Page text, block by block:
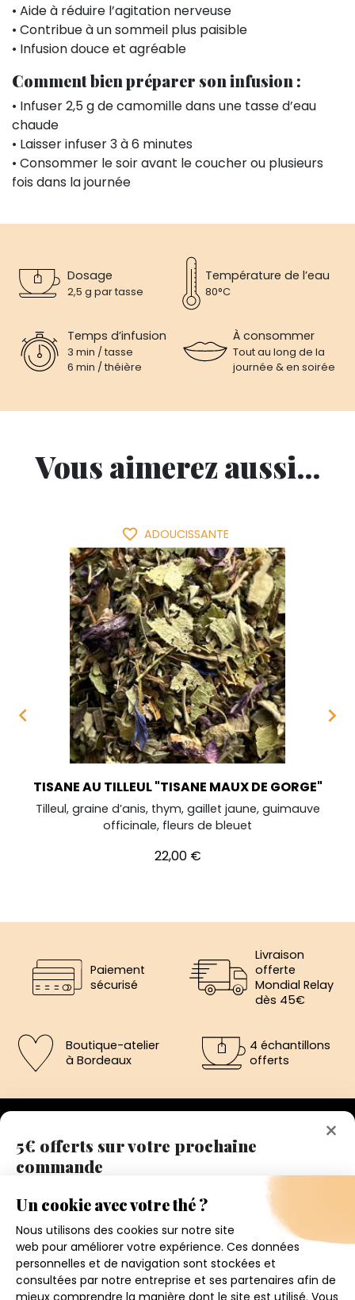
• Aide à réduire l’agitation nerveuse
• Contribue à un sommeil plus paisible
• Infusion douce et agréable
Comment bien préparer son infusion :
• Infuser 2,5 g de camomille dans une tasse d’eau
chaude
• Laisser infuser 3 à 6 minutes
• Consommer le soir avant le coucher ou plusieurs
fois dans la journée
Dosage
2,5 g par tasse
Température de l’eau
80°C
Temps d’infusion
3 min / tasse
6 min / théière
À consommer
Tout au long de la
journée & en soirée
Vous aimerez aussi...

favorite_border ADOUCISSANTE
TISANE AU TILLEUL "TISANE MAUX DE GORGE"
Tilleul, graine d’anis, thym, gaillet jaune, guimauve
officinale, fleurs de bleuet
Prix
22,00 €

Paiement
sécurisé
Livraison
offerte
Mondial Relay
dès 45€
Boutique-atelier
à Bordeaux
4 échantillons
offerts
Du lundi au vendredi de 12h à 19h
×
5€ offerts sur votre prochaine
commande
Inscrivez vous a notre newsletter et recevez
immédiatement un bon de réduction de 5€.
Votre adresse email
J'accepte de recevoir la newsletter et j'ai pris connaissance
Conditions générales de ventes
Mentions légales